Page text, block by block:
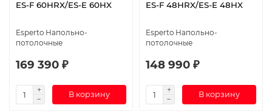
ES-F 60HRX/ES-E 60HX
Esperto Напольно-
потолочные
169 390 ₽
В корзину
ES-F 48HRX/ES-E 48HX
Esperto Напольно-
потолочные
148 990 ₽
В корзину